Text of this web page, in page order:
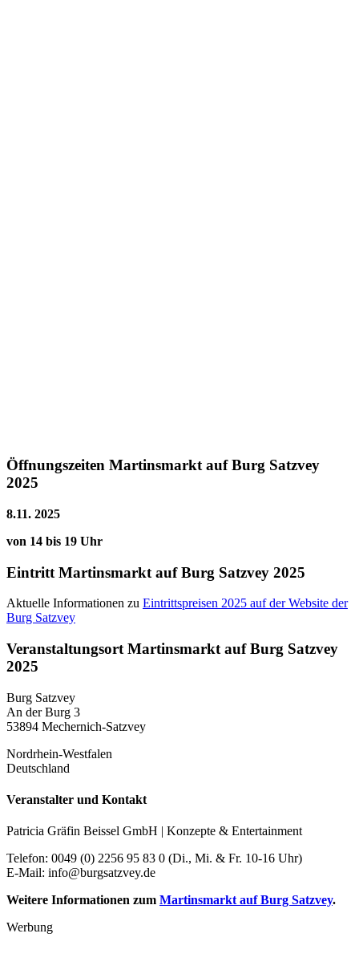
Öffnungszeiten Martinsmarkt auf Burg Satzvey
2025
8.11. 2025
von 14 bis 19 Uhr
Eintritt Martinsmarkt auf Burg Satzvey 2025
Aktuelle Informationen zu Eintrittspreisen 2025 auf der Website der
Burg Satzvey
Veranstaltungsort Martinsmarkt auf Burg Satzvey
2025
Burg Satzvey
An der Burg 3
53894 Mechernich-Satzvey
Nordrhein-Westfalen
Deutschland
Veranstalter und Kontakt
Patricia Gräfin Beissel GmbH | Konzepte & Entertainment
Telefon: 0049 (0) 2256 95 83 0 (Di., Mi. & Fr. 10-16 Uhr)
E-Mail: info@burgsatzvey.de
Weitere Informationen zum Martinsmarkt auf Burg Satzvey.
Werbung